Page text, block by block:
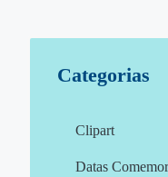
Categorias
Clipart
Datas